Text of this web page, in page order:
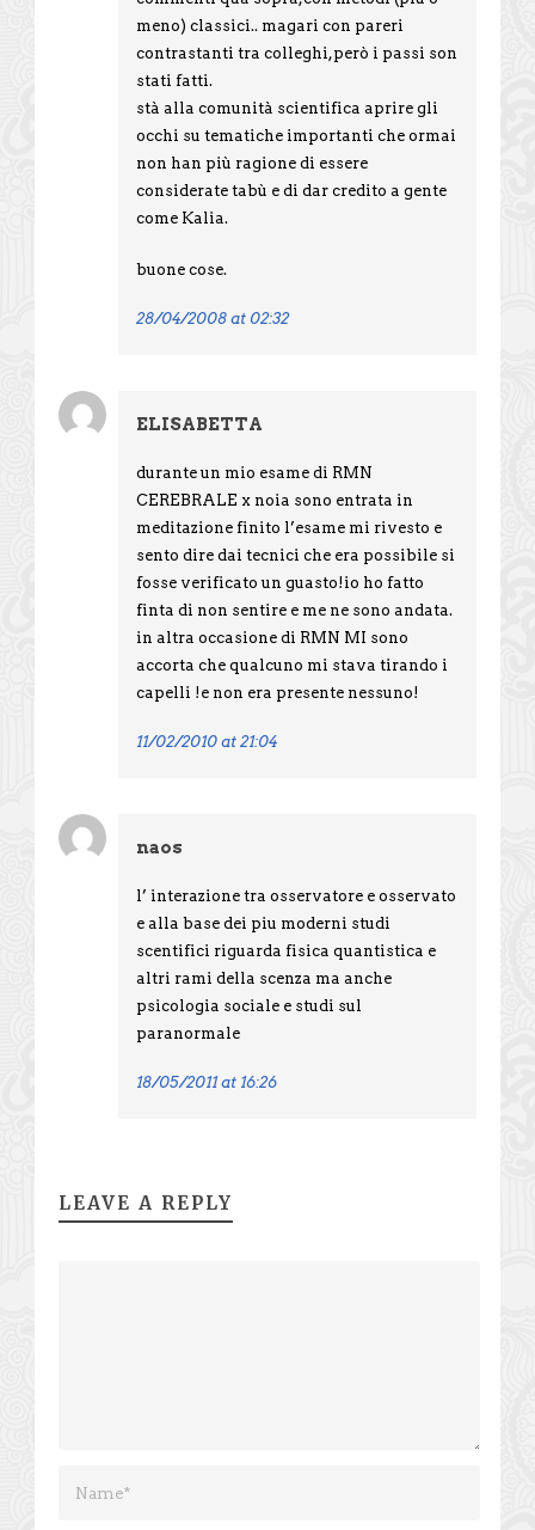
meno) classici.. magari con pareri
contrastanti tra colleghi,però i passi son
stati fatti.
stà alla comunità scientifica aprire gli
occhi su tematiche importanti che ormai
non han più ragione di essere
considerate tabù e di dar credito a gente
come Kalia.
buone cose.
28/04/2008 at 02:32
ELISABETTA
durante un mio esame di RMN
CEREBRALE x noia sono entrata in
meditazione finito l’esame mi rivesto e
sento dire dai tecnici che era possibile si
fosse verificato un guasto!io ho fatto
finta di non sentire e me ne sono andata.
in altra occasione di RMN MI sono
accorta che qualcuno mi stava tirando i
capelli !e non era presente nessuno!
11/02/2010 at 21:04
naos
l’ interazione tra osservatore e osservato
e alla base dei piu moderni studi
scentifici riguarda fisica quantistica e
altri rami della scenza ma anche
psicologia sociale e studi sul
paranormale
18/05/2011 at 16:26
LEAVE A REPLY